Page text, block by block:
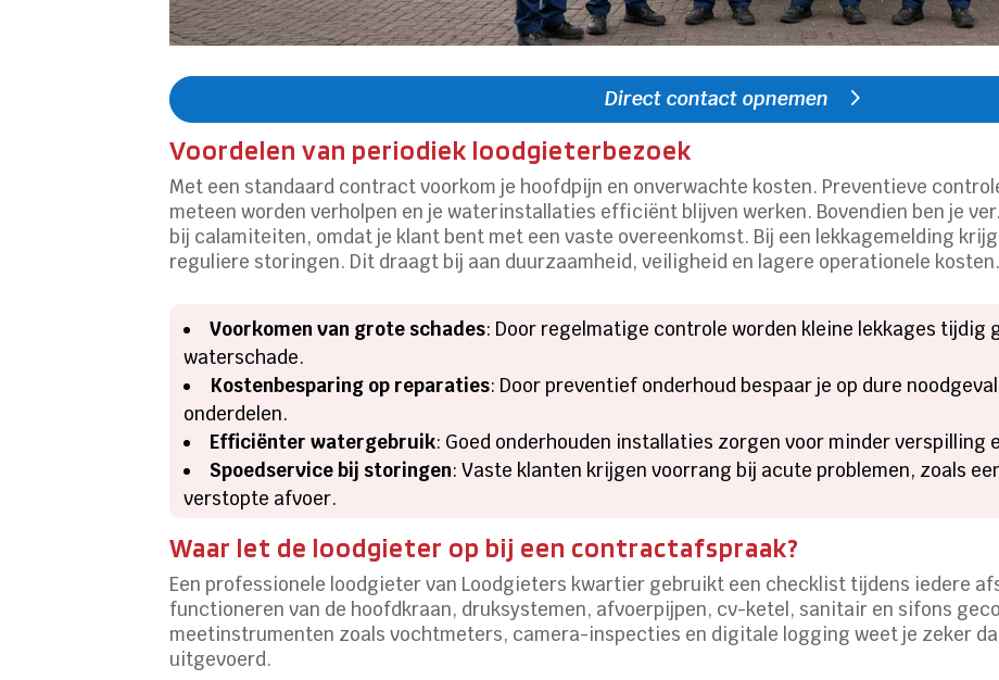
Direct contact opnemen
Voordelen van periodiek loodgieterbezoek
Met een standaard contract voorkom je hoofdpijn en onverwachte kosten. Preventieve
meteen worden verholpen en je waterinstallaties efficiënt blijven werken. Bovendien ben je
bij calamiteiten, omdat je klant bent met een vaste overeenkomst. Bij een lekkagemelding
reguliere storingen. Dit draagt bij aan duurzaamheid, veiligheid en lagere operationele kosten.
Voorkomen van grote schades: Door regelmatige controle worden kleine lekkages tijdig
waterschade.
Kostenbesparing op reparaties: Door preventief onderhoud bespaar je op dure
onderdelen.
Efficiënter watergebruik: Goed onderhouden installaties zorgen voor minder verspilling
Spoedservice bij storingen: Vaste klanten krijgen voorrang bij acute problemen, zoals
verstopte afvoer.
Waar let de loodgieter op bij een contractafspraak?
Een professionele loodgieter van Loodgieters kwartier gebruikt een checklist tijdens iedere
functioneren van de hoofdkraan, druksystemen, afvoerpijpen, cv-ketel, sanitair en sifons
meetinstrumenten zoals vochtmeters, camera-inspecties en digitale logging weet je zeker
uitgevoerd.